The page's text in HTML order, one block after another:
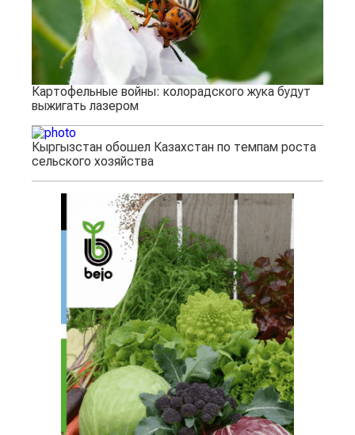
Картофельные войны: колорадского жука будут
выжигать лазером
Кыргызстан обошел Казахстан по темпам роста
сельского хозяйства